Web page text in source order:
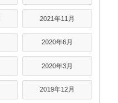
2021年11月
2020年6月
2020年3月
2019年12月